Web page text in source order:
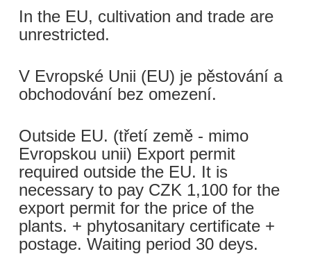
In the EU, cultivation and trade are
unrestricted.
V Evropské Unii (EU) je pěstování a
obchodování bez omezení.
Outside EU. (třetí země - mimo
Evropskou unii) Export permit
required outside the EU. It is
necessary to pay CZK 1,100 for the
export permit for the price of the
plants. + phytosanitary certificate +
postage. Waiting period 30 deys.